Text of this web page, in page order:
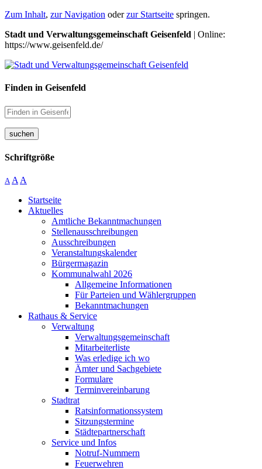
Zum Inhalt, zur Navigation oderzur Startseite springen.
Stadt und Verwaltungsgemeinschaft Geisenfeld | Online:
https://www.geisenfeld.de/
Finden in Geisenfeld
suchen
Schriftgröße
A A A
Startseite
Aktuelles
Amtliche Bekanntmachungen
Stellenausschreibungen
Ausschreibungen
Veranstaltungskalender
Bürgermagazin
Kommunalwahl 2026
Allgemeine Informationen
Für Parteien und Wählergruppen
Bekanntmachungen
Rathaus & Service
Verwaltung
Verwaltungsgemeinschaft
Mitarbeiterliste
Was erledige ich wo
Ämter und Sachgebiete
Formulare
Terminvereinbarung
Stadtrat
Ratsinformationssystem
Sitzungstermine
Städtepartnerschaft
Service und Infos
Notruf-Nummern
Feuerwehren